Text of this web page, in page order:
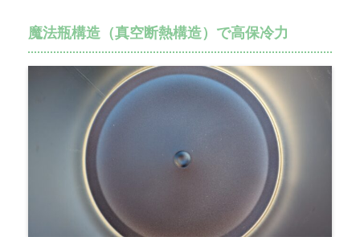
魔法瓶構造（真空断熱構造）で高保冷力